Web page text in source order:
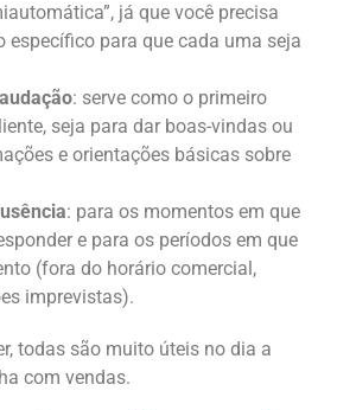
já que você precisa
específico para que cada uma seja
: serve como o primeiro
seja para dar boas-vindas ou
e orientações básicas sobre
: para os momentos em que
e para os períodos em que
(fora do horário comercial,
imprevistas).
todas são muito úteis no dia a
com vendas.